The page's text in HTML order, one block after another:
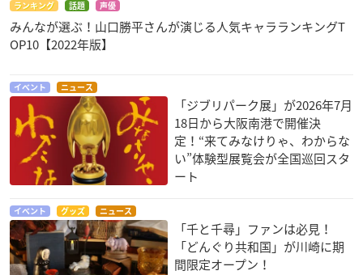
ランキング 話題 声優
みんなが選ぶ！山口勝平さんが演じる人気キャラランキングT
OP10【2022年版】
イベント ニュース
「ジブリパーク展」が2026年7月
18日から大阪南港で開催決
定！“来てみなけりゃ、わからな
い”体験型展覧会が全国巡回スタ
ート
イベント グッズ ニュース
「千と千尋」ファンは必見！
「どんぐり共和国」が川崎に期
間限定オープン！